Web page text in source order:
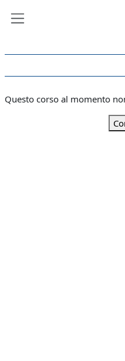
Questo corso al momento